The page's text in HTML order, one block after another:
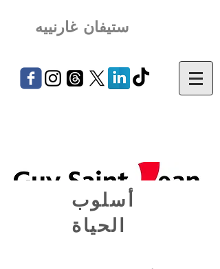
ستيفان غارنييه
أسلوب
الحياة